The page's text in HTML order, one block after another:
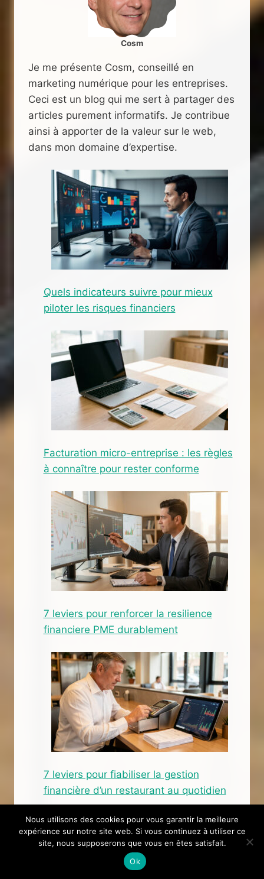
Cosm
Je me présente Cosm, conseillé en
marketing numérique pour les entreprises.
Ceci est un blog qui me sert à partager des
articles purement informatifs. Je contribue
ainsi à apporter de la valeur sur le web,
dans mon domaine d’expertise.
Quels indicateurs suivre pour mieux
piloter les risques financiers
Facturation micro-entreprise : les règles
à connaître pour rester conforme
7 leviers pour renforcer la resilience
financiere PME durablement
7 leviers pour fiabiliser la gestion
financière d’un restaurant au quotidien
Nous utilisons des cookies pour vous garantir la meilleure
expérience sur notre site web. Si vous continuez à utiliser ce
site, nous supposerons que vous en êtes satisfait.
Ok